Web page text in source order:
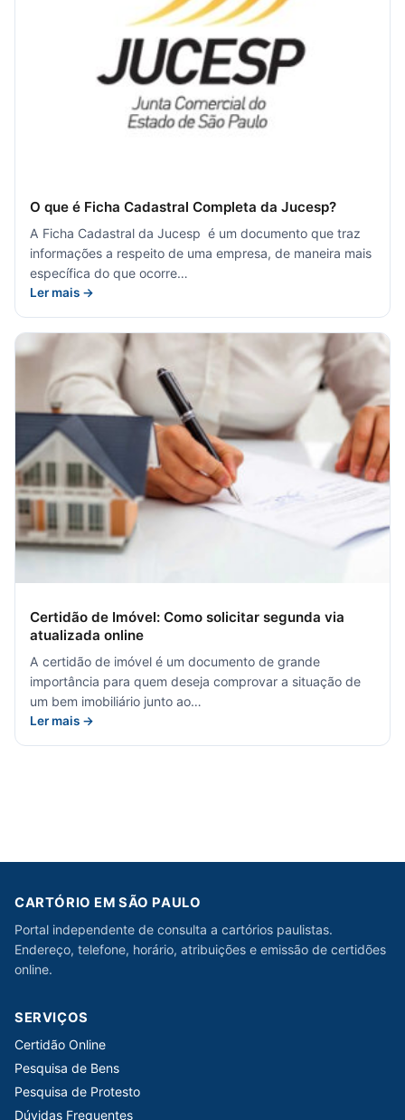
O que é Ficha Cadastral Completa da Jucesp?
A Ficha Cadastral da Jucesp é um documento que traz
informações a respeito de uma empresa, de maneira mais
específica do que ocorre…
Ler mais →
Certidão de Imóvel: Como solicitar segunda via
atualizada online
A certidão de imóvel é um documento de grande
importância para quem deseja comprovar a situação de
um bem imobiliário junto ao…
Ler mais →
CARTÓRIO EM SÃO PAULO
Portal independente de consulta a cartórios paulistas.
Endereço, telefone, horário, atribuições e emissão de certidões
online.
SERVIÇOS
Certidão Online
Pesquisa de Bens
Pesquisa de Protesto
Dúvidas Frequentes